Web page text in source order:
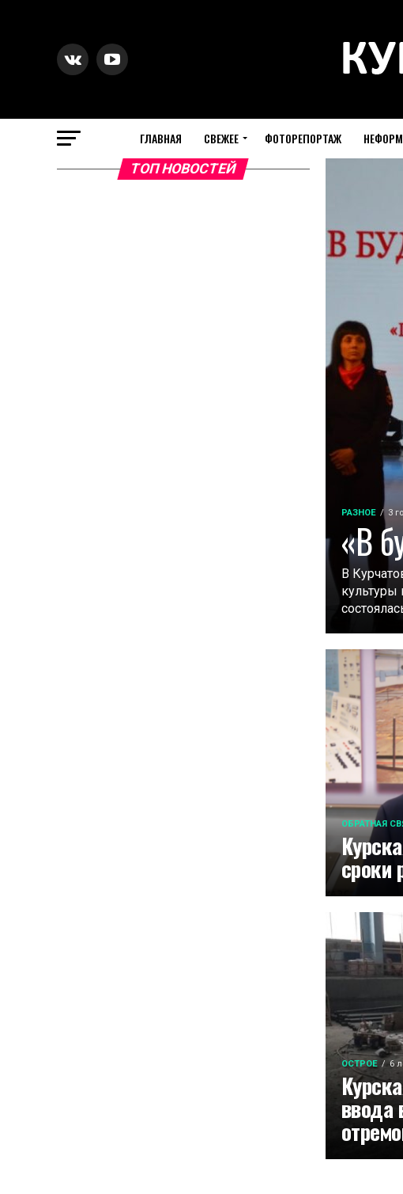
ГЛАВНАЯ СВЕЖЕЕ ФОТОРЕПОРТАЖ
РАЗНОЕ 3
«В
В
культуры
ОБРАТНАЯ
сроки
ОСТРОЕ 6
ввода
ТОП НОВОСТЕЙ